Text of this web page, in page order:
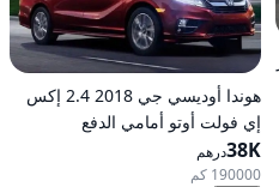
هوندا أوديسي جي 2018 2.4 إكس
إي فولت أوتو أمامي الدفع
38Kدرهم
190000 كم